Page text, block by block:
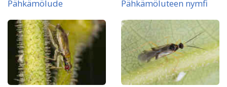
Pähkämölude Pähkämöluteen nymfi